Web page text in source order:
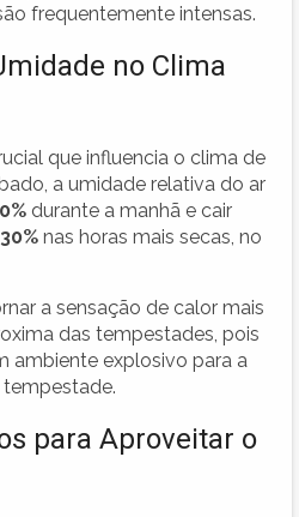
frequentemente intensas.
no Clima
que influencia o clima de
a umidade relativa do ar
durante a manhã e cair
30% nas horas mais secas, no
a sensação de calor mais
das tempestades, pois
ambiente explosivo para a
para Aproveitar o